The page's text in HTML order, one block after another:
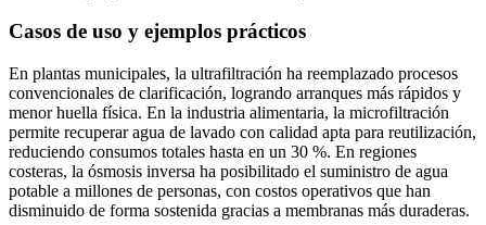
Casos de uso y ejemplos prácticos
En plantas municipales, la ultrafiltración ha reemplazado procesos
convencionales de clarificación, logrando arranques más rápidos y
menor huella física. En la industria alimentaria, la microfiltración
permite recuperar agua de lavado con calidad apta para reutilización,
reduciendo consumos totales hasta en un 30 %. En regiones
costeras, la ósmosis inversa ha posibilitado el suministro de agua
potable a millones de personas, con costos operativos que han
disminuido de forma sostenida gracias a membranas más duraderas.